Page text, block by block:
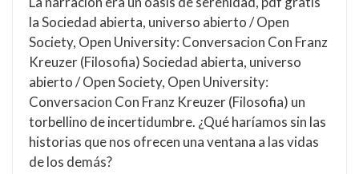
la Sociedad abierta, universo abierto / Open
Society, Open University: Conversacion Con Franz
Kreuzer (Filosofia) Sociedad abierta, universo
abierto / Open Society, Open University:
Conversacion Con Franz Kreuzer (Filosofia) un
torbellino de incertidumbre. ¿Qué haríamos sin las
historias que nos ofrecen una ventana a las vidas
de los demás?